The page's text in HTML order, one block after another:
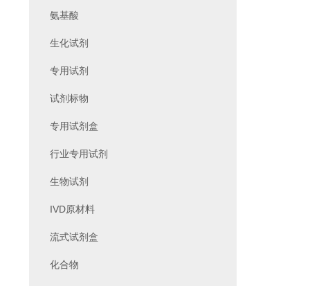
氨基酸
生化试剂
专用试剂
试剂标物
专用试剂盒
行业专用试剂
生物试剂
IVD原材料
流式试剂盒
化合物